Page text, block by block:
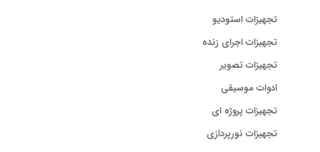
تجهیزات استودیو
تجهیزات اجرای زنده
تجهیزات تصویر
ادوات موسیقی
تجهیزات پروژه ای
تجهیزات نورپردازی